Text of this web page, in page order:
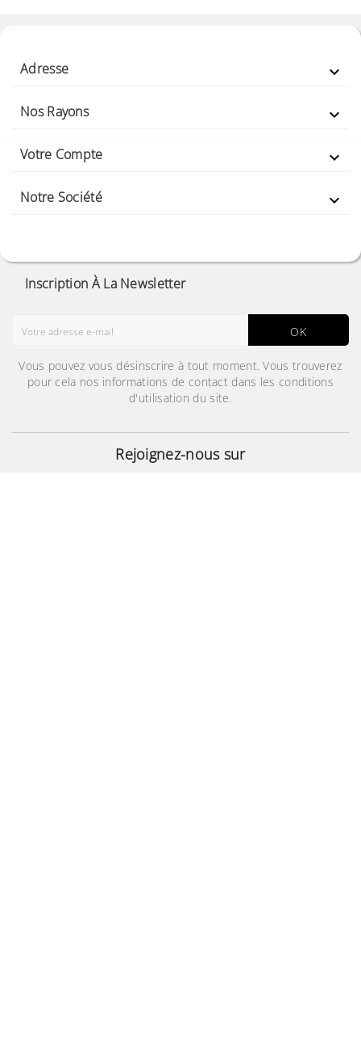
Bracelet en cuir
(classique design)
Adresse 
Nos Rayons 
Votre Compte 
Notre Société 
Inscription À La Newsletter
OK
Vous pouvez vous désinscrire à tout moment. Vous trouverez
pour cela nos informations de contact dans les conditions
d'utilisation du site.
Rejoignez-nous sur